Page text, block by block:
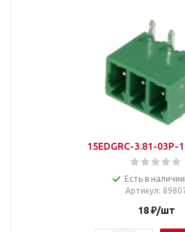
15EDGRC-3.81-03P-
Есть в
Артикул:
18₽/шт